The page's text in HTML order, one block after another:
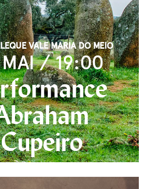
VALE MARIA DO MEIO
MAI / 19:00
Cupeiro